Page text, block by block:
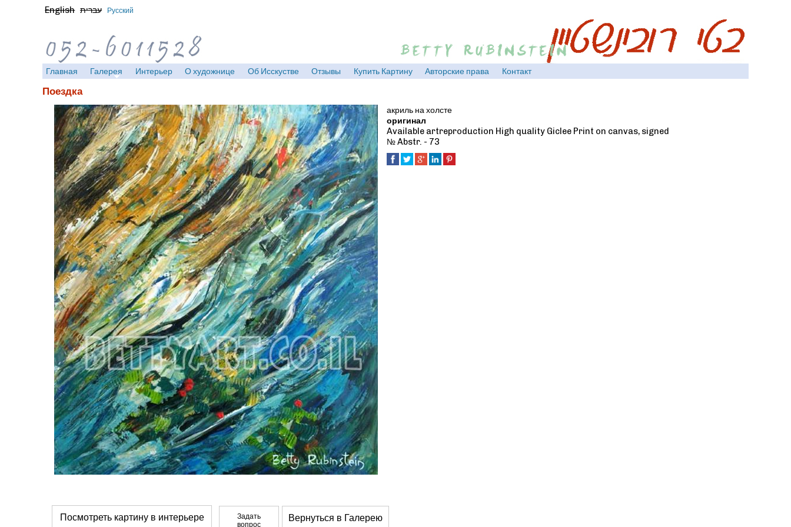
English עברית Русский
Главная Галерея Интерьер О художнице Об Исскустве Отзывы Купить Картину Авторские права Контакт
Поездка
акриль на холсте
оригинал
Available artreproduction High quality Giclee Print on canvas, signed
№ Abstr. - 73
Посмотреть картину в интерьере
Задать
вопрос
Вернуться в Галерею